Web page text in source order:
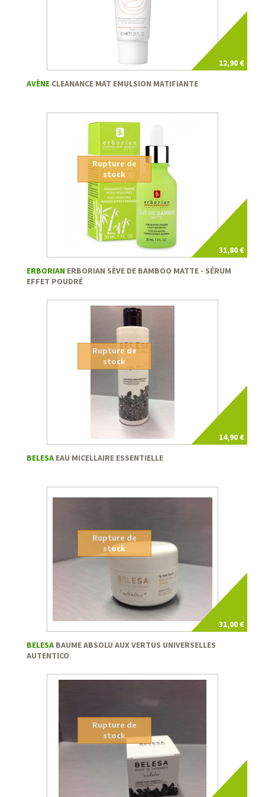
12,90 €
AVÈNE CLEANANCE MAT EMULSION MATIFIANTE
31,80 €
Rupture de
stock
ERBORIAN ERBORIAN SÈVE DE BAMBOO MATTE - SÉRUM
EFFET POUDRÉ
14,90 €
Rupture de
stock
BELESA EAU MICELLAIRE ESSENTIELLE
31,00 €
Rupture de
stock
BELESA BAUME ABSOLU AUX VERTUS UNIVERSELLES
AUTENTICO
Rupture de
stock